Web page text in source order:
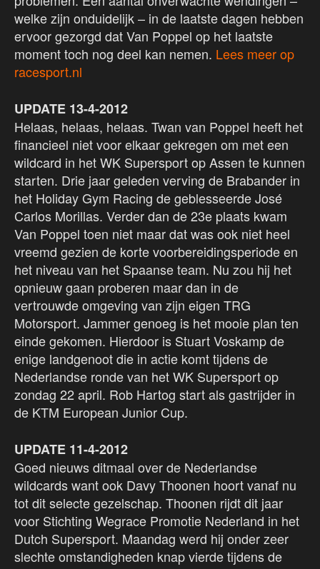
welke zijn onduidelijk – in de laatste dagen hebben
ervoor gezorgd dat Van Poppel op het laatste
moment toch nog deel kan nemen. Lees meer op
racesport.nl
UPDATE 13-4-2012
Helaas, helaas, helaas. Twan van Poppel heeft het
financieel niet voor elkaar gekregen om met een
wildcard in het WK Supersport op Assen te kunnen
starten. Drie jaar geleden verving de Brabander in
het Holiday Gym Racing de geblesseerde José
Carlos Morillas. Verder dan de 23e plaats kwam
Van Poppel toen niet maar dat was ook niet heel
vreemd gezien de korte voorbereidingsperiode en
het niveau van het Spaanse team. Nu zou hij het
opnieuw gaan proberen maar dan in de
vertrouwde omgeving van zijn eigen TRG
Motorsport. Jammer genoeg is het mooie plan ten
einde gekomen. Hierdoor is Stuart Voskamp de
enige landgenoot die in actie komt tijdens de
Nederlandse ronde van het WK Supersport op
zondag 22 april. Rob Hartog start als gastrijder in
de KTM European Junior Cup.
UPDATE 11-4-2012
Goed nieuws ditmaal over de Nederlandse
wildcards want ook Davy Thoonen hoort vanaf nu
tot dit selecte gezelschap. Thoonen rijdt dit jaar
voor Stichting Wegrace Promotie Nederland in het
Dutch Supersport. Maandag werd hij onder zeer
slechte omstandigheden knap vierde tijdens de